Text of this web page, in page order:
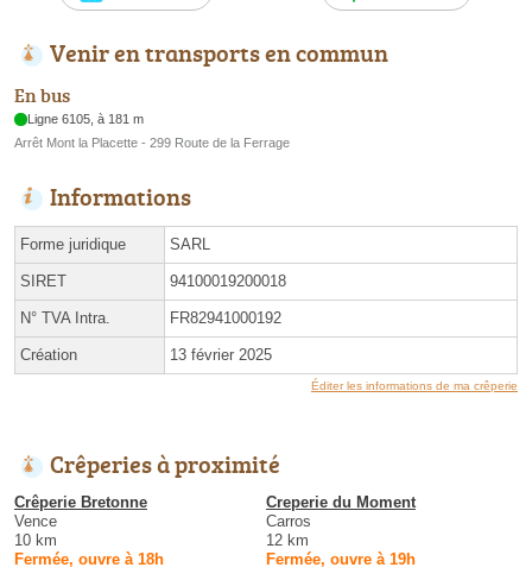
Venir en transports en commun
En bus
Ligne 6105, à 181 m
Arrêt Mont la Placette - 299 Route de la Ferrage
Informations
Forme juridique SARL
SIRET 94100019200018
N° TVA Intra. FR82941000192
Création 13 février 2025
Éditer les informations de ma crêperie
Crêperies à proximité
Crêperie Bretonne
Vence
10 km
Fermée, ouvre à 18h
Creperie du Moment
Carros
12 km
Fermée, ouvre à 19h